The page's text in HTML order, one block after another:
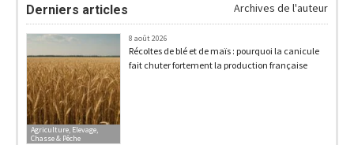
Derniers articles Archives de l'auteur
Agriculture, Elevage,
Chasse & Pêche
8 août 2026
Récoltes de blé et de maïs : pourquoi la canicule
fait chuter fortement la production française